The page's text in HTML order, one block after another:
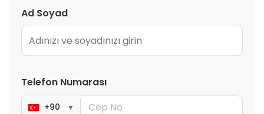
Ad Soyad
Telefon Numarası
+90 ▼